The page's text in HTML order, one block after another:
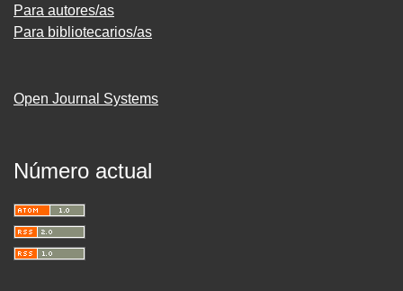
Para autores/as
Para bibliotecarios/as
Open Journal Systems
Número actual